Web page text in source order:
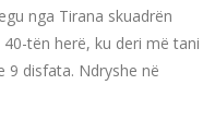
nga Tirana skuadrën
tën herë, ku deri më tani
9 disfata. Ndryshe në